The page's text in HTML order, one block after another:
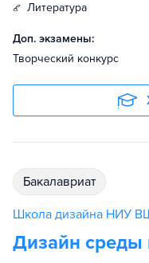
литература
Доп. экзамены:
Творческий конкурс
бакалавриат
Школа дизайна НИУ
Дизайн среды